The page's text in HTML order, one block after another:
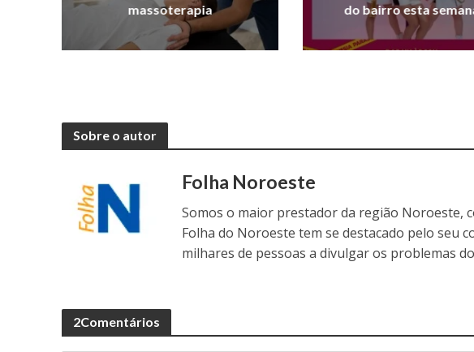
massoterapia
do bairro esta
Sobre o autor
Folha Noroeste
Somos o maior prestador da região Noroeste,
Folha do Noroeste tem se destacado pelo seu
milhares de pessoas a divulgar os problemas
2Comentários